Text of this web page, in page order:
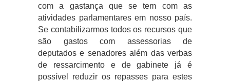
com a gastança que se tem com as
atividades parlamentares em nosso país.
Se contabilizarmos todos os recursos que
são gastos com assessorias de
deputados e senadores além das verbas
de ressarcimento e de gabinete já é
possível reduzir os repasses para estes